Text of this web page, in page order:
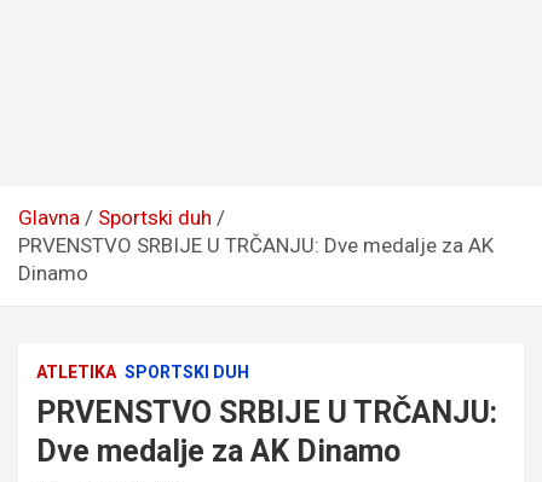
Glavna
Sportski duh
PRVENSTVO SRBIJE U TRČANJU: Dve medalje za AK
Dinamo
ATLETIKA SPORTSKI DUH
PRVENSTVO SRBIJE U TRČANJU:
Dve medalje za AK Dinamo